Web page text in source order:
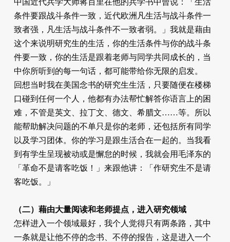
条件要跟战斗条件一致，近代欧洲凡生活与战斗条件一
致者强，凡生活与战斗条件不一致者弱。」我就是藉由
这个来说明研究生的生活，你的生活条件与你的战斗条
件要一致，你的生活是跟着老师与同学共同成长的，当
中你所听到的每一句话，都可能带给你无限的启发。
回想当时我在美国念书的研究生生活，只要随便在楼梯
口碰到任何一个人，他都有办法帮忙解答你语言上的困
难，不管是英文、拉丁文、德文、希腊文……等。所以
能帮助解决问题的不单只是你的老师，还包括所有同学
以及学习团体。你的学习是跟生活合在一起的。当我看
到有学生呈现被动或是懈怠的时候，我就会用毛泽东的
「革命不是请客吃饭！」来跟他讲：「作研究生不是请
客吃饭。」
（二）藉由大量阅读和老师提点，进入研究领域
怎样进入一个领域最好，我个人觉得只有两条路，其中
一条就是让他不停的念书、不停的报告，这是进入一个